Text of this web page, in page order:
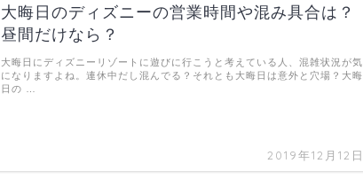
大晦日のディズニーの営業時間や混み具合は？
昼間だけなら？
2019年12月12日
大晦日にディズニーリゾートに遊びに行こうと考えている人、混雑状況が気
になりますよね。連休中だし混んでる？それとも大晦日は意外と穴場？大晦
日の …